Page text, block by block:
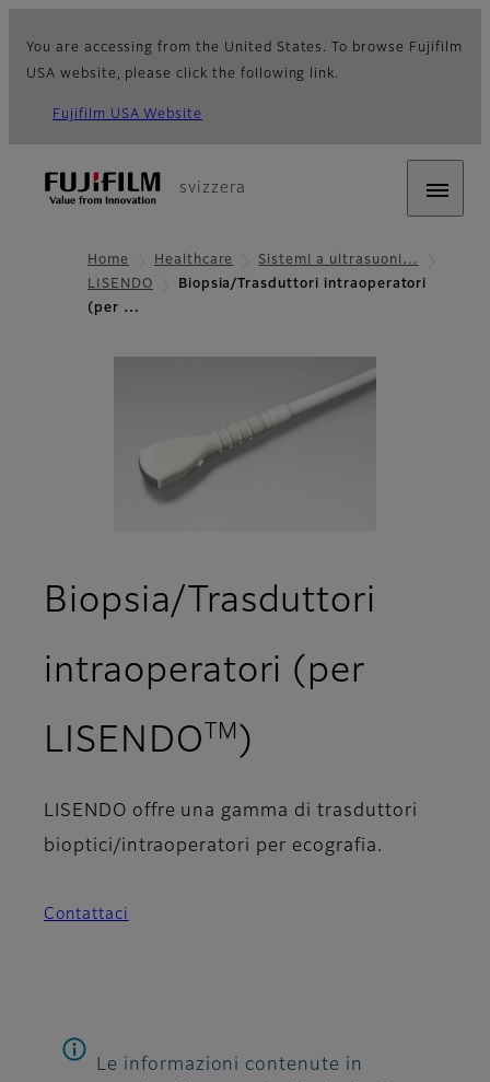
You are accessing from the United States. To browse Fujifilm
USA website, please click the following link.
Fujifilm USA Website
svizzera
Home Healthcare
Sistemi a ultrasuoni…
LISENDO
Biopsia/Trasduttori intraoperatori
(per …
Biopsia/Trasduttori
intraoperatori (per
LISENDO
TM )
LISENDO offre una gamma di trasduttori
bioptici/intraoperatori per ecografia.
Contattaci
Le informazioni contenute in